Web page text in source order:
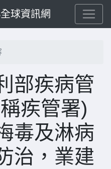
球資訊網
部疾病管
疾管署)
毒及淋病
治，業建